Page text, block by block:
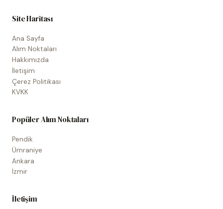
Site Haritası
Ana Sayfa
Alım Noktaları
Hakkımızda
İletişim
Çerez Politikası
KVKK
Popüler Alım Noktaları
Pendik
Ümraniye
Ankara
İzmir
İletişim